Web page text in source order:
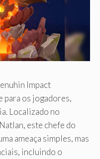
Impact
para os jogadores,
Localizado no
este chefe do
ameaça simples, mas
incluindo o